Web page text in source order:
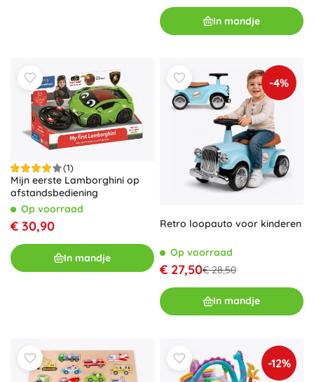
In mandje
(1)
Mijn eerste Lamborghini op
afstandsbediening
Op voorraad
€ 30,90
In mandje
-4%
Retro loopauto voor kinderen
Op voorraad
€ 27,50€ 28,50
In mandje
-12%